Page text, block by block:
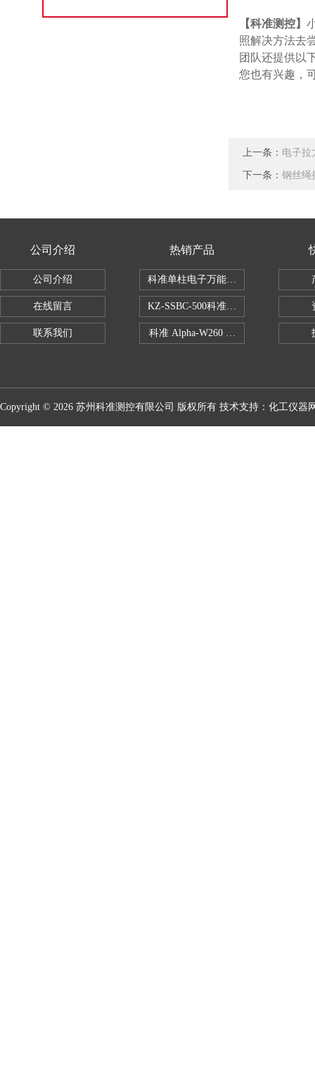
【科准测控】
照解决方法去
团队还提供以
您也有兴趣，
上一条： 电子拉
下一条： 钢丝绳
公司介绍
公司介绍
在线留言
联系我们
热销产品
科准单柱电子万能拉力机KZ-SSBC-500
KZ-SSBC-500科准单柱电子万能试验
科准 Alpha-W260 半导体全自动推拉
Copyright © 2026 苏州科准测控有限公司 版权所有 技术支持： 化工仪器